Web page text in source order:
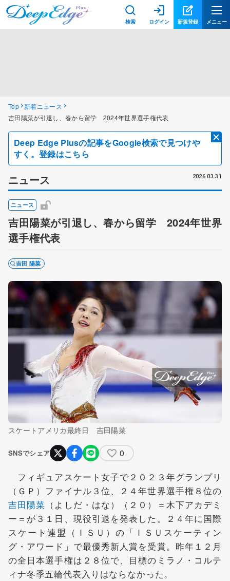
検索 ログイン 新規登録 メニュー
Top 新着ニュース
吉田陽菜が引退し、春から留学 2024年世界選手権代表
Deep Edge Plusの記事をGoogle検索で見つけや
すく。登録はこちら
ニュース 2026.03.31
ニュース
吉田陽菜が引退し、春から留学 2024年世界
選手権代表
吉田 陽菜
スケートアメリカ最終日 吉田陽菜
SNSでシェア 0
フィギュアスケート女子で２０２３年グランプリ
（ＧＰ）ファイナル３位、２４年世界選手権８位の
吉田陽菜 （よしだ・はな）（２０）＝木下アカデミ
ー＝が３１日、現役引退を発表した。２４年に国際
スケート連盟（ＩＳＵ）の「ＩＳＵスケーティン
グ・アワード」で最優秀新人賞を受賞。昨年１２月
の全日本選手権は２８位で、目標のミラノ・コルテ
ィナ冬季五輪代表入りはならなかった。